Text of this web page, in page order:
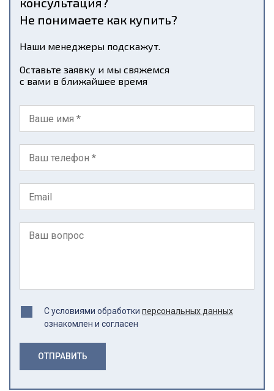
Не понимаете как купить?
Наши менеджеры подскажут.
Оставьте заявку и мы свяжемся
с вами в ближайшее время
С условиями обработки персональных данных
ознакомлен и согласен
ОТПРАВИТЬ